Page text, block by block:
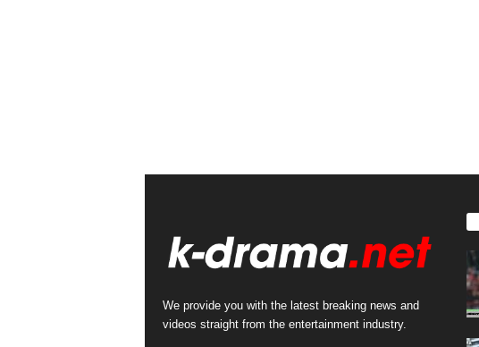
We provide you with the latest breaking news and
videos straight from the entertainment industry.